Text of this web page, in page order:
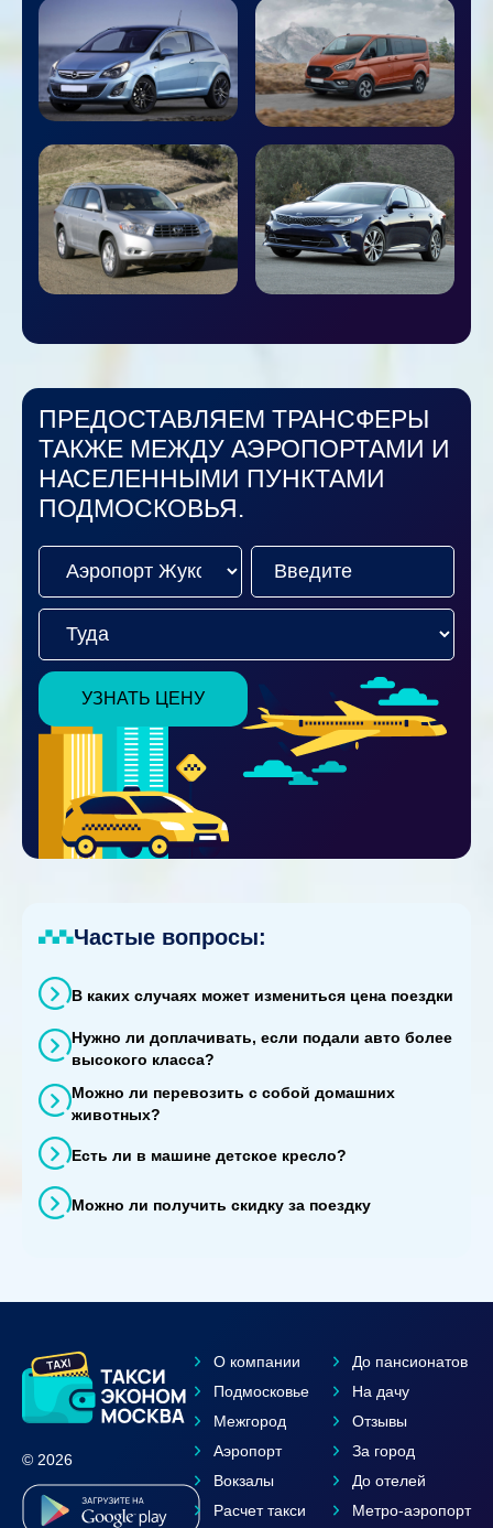
ПРЕДОСТАВЛЯЕМ ТРАНСФЕРЫ
ТАКЖЕ МЕЖДУ АЭРОПОРТАМИ И
НАСЕЛЕННЫМИ ПУНКТАМИ
ПОДМОСКОВЬЯ.
УЗНАТЬ ЦЕНУ
Частые вопросы:
В каких случаях может измениться цена поездки
Нужно ли доплачивать, если подали авто более
высокого класса?
Можно ли перевозить с собой домашних
животных?
Есть ли в машине детское кресло?
Можно ли получить скидку за поездку
© 2026
О компании
Подмосковье
Межгород
Аэропорт
Вокзалы
Расчет такси
До пансионатов
На дачу
Отзывы
За город
До отелей
Метро-аэропорт